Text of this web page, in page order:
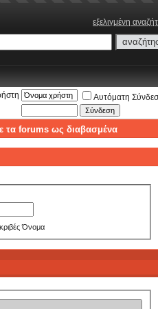
εξελιγμένη
Αυτόματη
τα forums ως διαβασμένα
Όνομα